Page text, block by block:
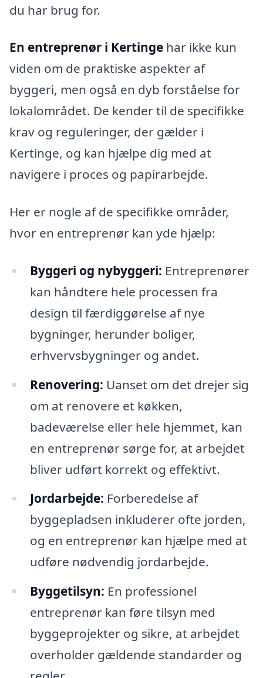
du har brug for.
En entreprenør i Kertinge har ikke kun
viden om de praktiske aspekter af
byggeri, men også en dyb forståelse for
lokalområdet. De kender til de specifikke
krav og reguleringer, der gælder i
Kertinge, og kan hjælpe dig med at
navigere i proces og papirarbejde.
Her er nogle af de specifikke områder,
hvor en entreprenør kan yde hjælp:
Byggeri og nybyggeri: Entreprenører
kan håndtere hele processen fra
design til færdiggørelse af nye
bygninger, herunder boliger,
erhvervsbygninger og andet.
Renovering: Uanset om det drejer sig
om at renovere et køkken,
badeværelse eller hele hjemmet, kan
en entreprenør sørge for, at arbejdet
bliver udført korrekt og effektivt.
Jordarbejde: Forberedelse af
byggepladsen inkluderer ofte jorden,
og en entreprenør kan hjælpe med at
udføre nødvendig jordarbejde.
Byggetilsyn: En professionel
entreprenør kan føre tilsyn med
byggeprojekter og sikre, at arbejdet
overholder gældende standarder og